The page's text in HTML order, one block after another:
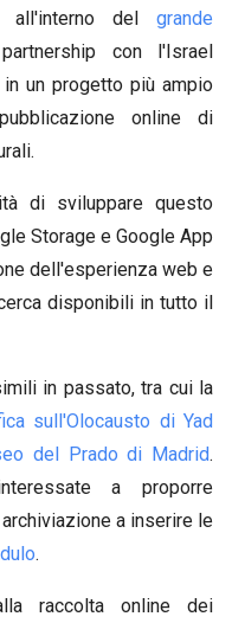
all'interno delgrande
con l'Israel
un progetto più ampio
online di
di sviluppare questo
Storage e Google App
dell'esperienza web e
disponibili in tutto il
in passato, tra cui la
sull'Olocausto di Yad
del Prado di Madrid.
a proporre
a inserire le
.
raccolta online dei